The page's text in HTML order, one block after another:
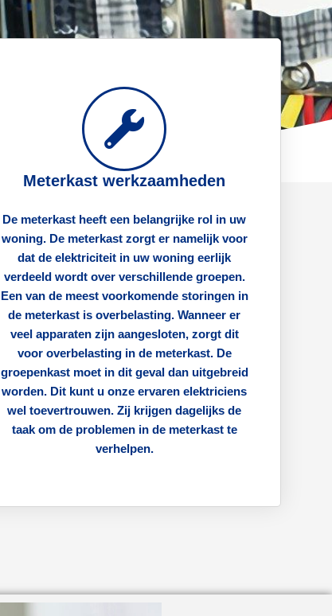
Meterkast werkzaamheden
De meterkast heeft een belangrijke rol in uw
woning. De meterkast zorgt er namelijk voor
dat de elektriciteit in uw woning eerlijk
verdeeld wordt over verschillende groepen.
Een van de meest voorkomende storingen in
de meterkast is overbelasting. Wanneer er
veel apparaten zijn aangesloten, zorgt dit
voor overbelasting in de meterkast. De
groepenkast moet in dit geval dan uitgebreid
worden. Dit kunt u onze ervaren elektriciens
wel toevertrouwen. Zij krijgen dagelijks de
taak om de problemen in de meterkast te
verhelpen.